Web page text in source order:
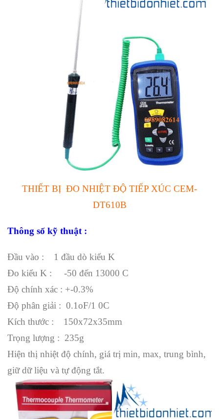
THIẾT BỊ ĐO NHIỆT ĐỘ TIẾP XÚC CEM-
DT610B
Thông số kỹ thuật :
Đầu vào : 1 đầu dò kiểu K
Đo kiểu K : -50 đến 13000 C
Độ chính xác : +-0.3%
Độ phân giải : 0.1oF/1 0C
Kích thước : 150x72x35mm
Trọng lượng : 235g
Hiện thị nhiệt độ chính, giá trị min, max, trung bình,
giữ dữ liệu và tự động tắt.